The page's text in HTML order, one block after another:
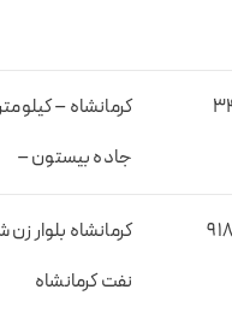
جاده بیستون –
کرمانشاه بلوار
نفت کرمانشاه